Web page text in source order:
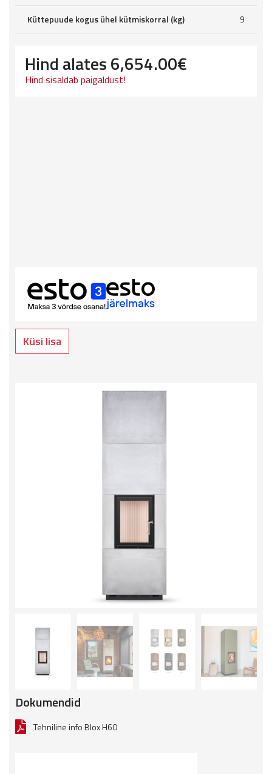
Küttepuude kogus ühel kütmiskorral (kg) 9
Hind alates6,654.00€
Hind sisaldab paigaldust!
Küsi lisa
Dokumendid
Tehniline info Blox H60